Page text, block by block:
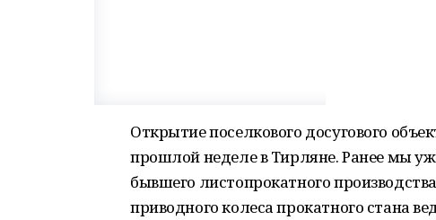
Открытие поселкового досугового
прошлой неделе в Тирляне. Ранее мы
бывшего листопрокатного
приводного колеса прокатного стана